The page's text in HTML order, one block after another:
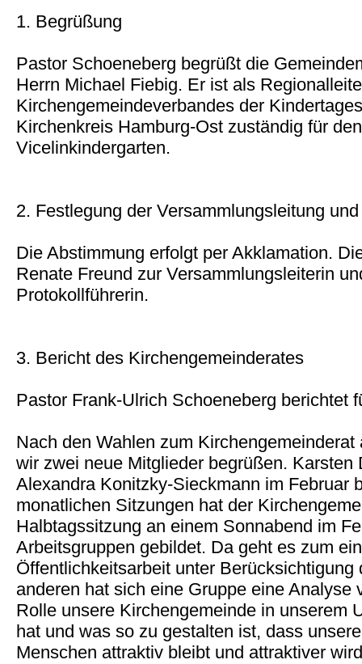
1. Begrüßung
Pastor Schoeneberg begrüßt die
Herrn Michael Fiebig. Er ist als
Kirchengemeindeverbandes der
Kirchenkreis Hamburg-Ost zuständig für
Vicelinkindergarten.
2. Festlegung der Versammlungsleitung
Die Abstimmung erfolgt per Akklamation.
Renate Freund zur Versammlungsleiterin
Protokollführerin.
3. Bericht des Kirchengemeinderates
Pastor Frank-Ulrich Schoeneberg berichtet
Nach den Wahlen zum
wir zwei neue Mitglieder begrüßen. Karsten
Alexandra Konitzky-Sieckmann im Februar
monatlichen Sitzungen hat der
Halbtagssitzung an einem Sonnabend im
Arbeitsgruppen gebildet. Da geht es zum
Öffentlichkeitsarbeit unter Berücksichtigung
anderen hat sich eine Gruppe eine Analyse
Rolle unsere Kirchengemeinde in unserem
hat und was so zu gestalten ist, dass
Menschen attraktiv bleibt und attraktiver